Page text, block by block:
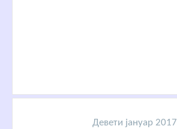
Девети јануар 2017